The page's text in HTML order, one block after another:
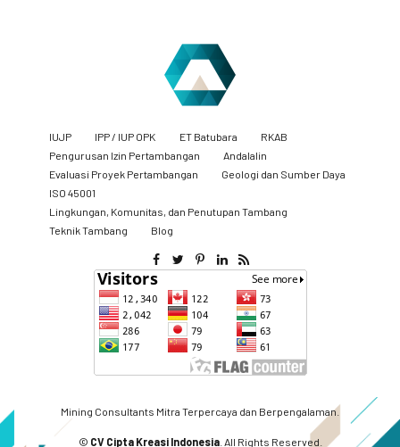
IUJP IPP / IUP OPK ET Batubara
RKAB
Pengurusan Izin Pertambangan
Andalalin
Evaluasi Proyek Pertambangan
Geologi dan Sumber Daya
ISO 45001
Lingkungan, Komunitas, dan Penutupan Tambang
​Teknik Tambang
Blog
Mining Consultants Mitra Terpercaya dan Berpengalaman.
© CV Cipta Kreasi Indonesia. All Rights Reserved.